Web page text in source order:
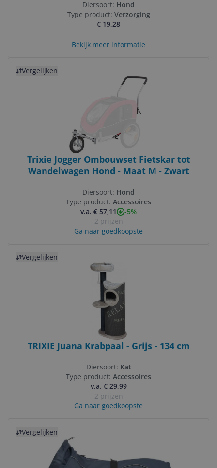
Diersoort: Hond
Type product: Verzorging
€ 19,28
Bekijk meer informatie
Vergelijken
Trixie Jogger Ombouwset Fietskar tot
Wandelwagen Hond - Maat M - Zwart
Diersoort: Hond
Type product: Accessoires
v.a. € 57,11
-5%
2 prijzen
Ga naar goedkoopste
Vergelijken
TRIXIE Juana Krabpaal - Grijs - 134 cm
Diersoort: Kat
Type product: Accessoires
v.a. € 29,99
2 prijzen
Ga naar goedkoopste
Vergelijken